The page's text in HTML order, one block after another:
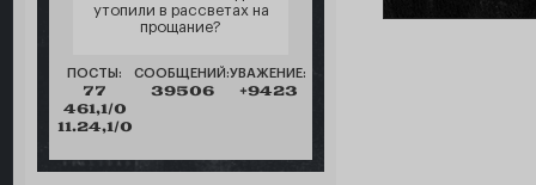
утопили в рассветах на
прощание?
ПОСТЫ:
77
461,1/0
11.24,1/0
СООБЩЕНИЙ:
39506
УВАЖЕНИЕ:
+9423